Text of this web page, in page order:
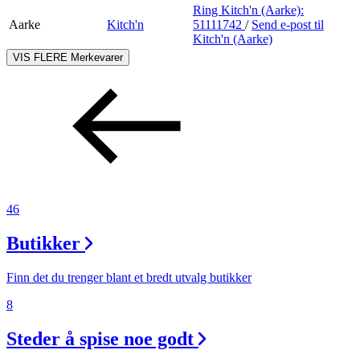
Aarke Kitch'n
Ring Kitch'n (Aarke):
51111742 / Send e-post til
Kitch'n (Aarke)
VIS FLERE Merkevarer
46
Butikker
Finn det du trenger blant et bredt utvalg butikker
8
Steder å spise noe godt